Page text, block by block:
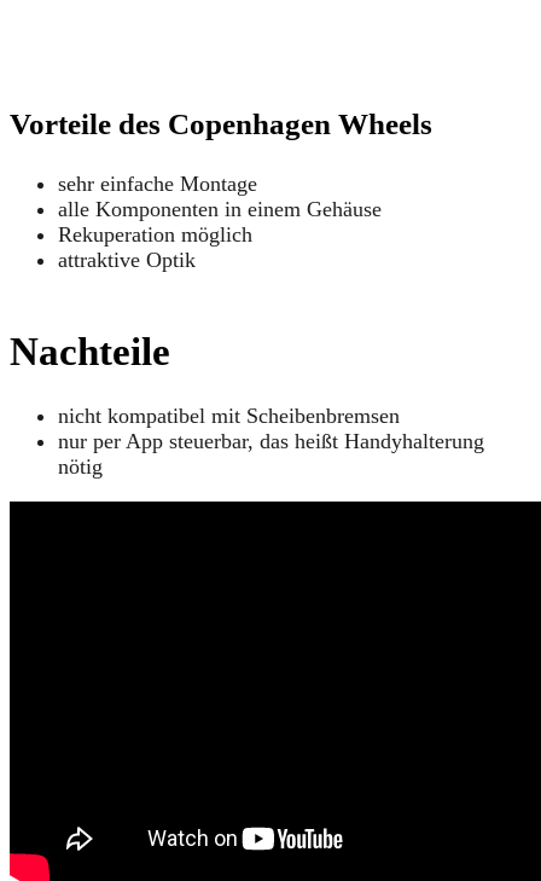
Vorteile des Copenhagen Wheels
sehr einfache Montage
alle Komponenten in einem Gehäuse
Rekuperation möglich
attraktive Optik
Nachteile
nicht kompatibel mit Scheibenbremsen
nur per App steuerbar, das heißt Handyhalterung
nötig